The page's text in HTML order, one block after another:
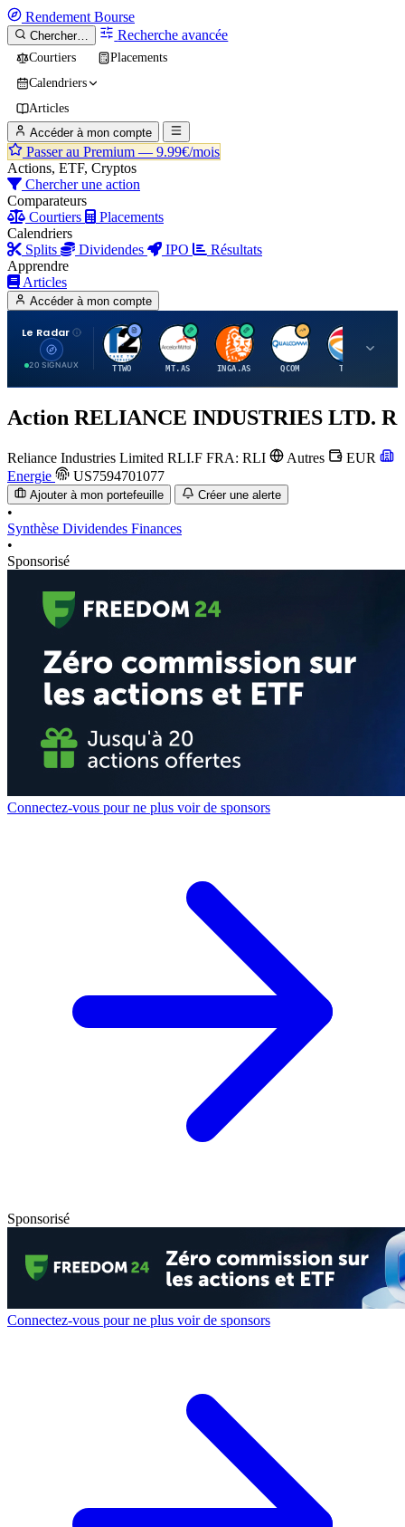
Rendement Bourse
Chercher… Recherche avancée
Courtiers
Placements
Calendriers
Articles
Accéder à mon compte
Passer au Premium — 9.99€/mois
Actions, ETF, Cryptos
Chercher une action
Comparateurs
Courtiers
Placements
Calendriers
Splits
Dividendes IPO
Résultats
Apprendre
Articles
Accéder à mon compte
Le Radar
20 SIGNAUX
T
TTWO
A
MT.AS
I
INGA.AS
Q
QCOM
T
TTE
Action RELIANCE INDUSTRIES LTD. R
Reliance Industries Limited RLI.F FRA: RLI Autres
EUR
Energie
US7594701077
Ajouter à mon portefeuille Créer une alerte
•
Synthèse Dividendes Finances
•
Sponsorisé
Connectez-vous pour ne plus voir de sponsors
Sponsorisé
Connectez-vous pour ne plus voir de sponsors